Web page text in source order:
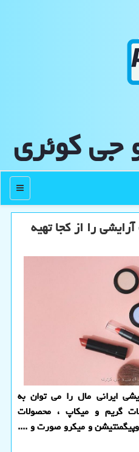
جی كوئری
منو
را از كجا تهیه
ایرانی مال را می توان به
گریم و میكاپ ، محصولات
و میكرو صورت و ....